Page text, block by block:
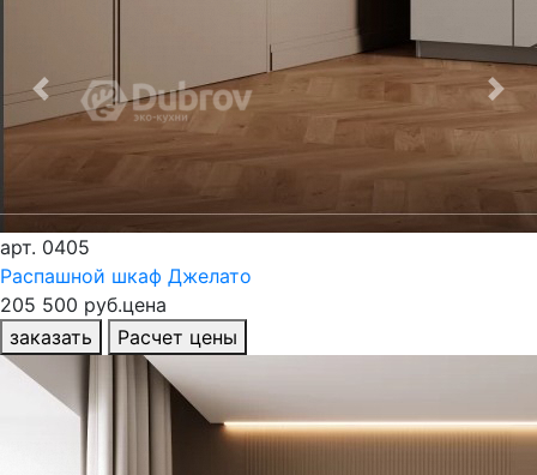
Previous Next
арт. 0405
Распашной шкаф Джелато
205 500 руб.цена
заказать
Расчет цены